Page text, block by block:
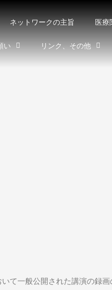
ネットワークの主旨 医療
い リンク、その他
て一般公開された講演の録